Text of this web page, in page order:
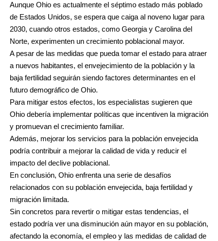
Aunque Ohio es actualmente el séptimo estado más poblado
de Estados Unidos, se espera que caiga al noveno lugar para
2030, cuando otros estados, como Georgia y Carolina del
Norte, experimenten un crecimiento poblacional mayor.
A pesar de las medidas que pueda tomar el estado para atraer
a nuevos habitantes, el envejecimiento de la población y la
baja fertilidad seguirán siendo factores determinantes en el
futuro demográfico de Ohio.
Para mitigar estos efectos, los especialistas sugieren que
Ohio debería implementar políticas que incentiven la migración
y promuevan el crecimiento familiar.
Además, mejorar los servicios para la población envejecida
podría contribuir a mejorar la calidad de vida y reducir el
impacto del declive poblacional.
En conclusión, Ohio enfrenta una serie de desafíos
relacionados con su población envejecida, baja fertilidad y
migración limitada.
Sin concretos para revertir o mitigar estas tendencias, el
estado podría ver una disminución aún mayor en su población,
afectando la economía, el empleo y las medidas de calidad de